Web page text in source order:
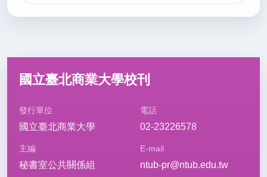
國立臺北商業大學校刊
發行單位
國立臺北商業大學
電話
02-23226578
主編
秘書室公共關係組
E-mail
ntub-pr@ntub.edu.tw